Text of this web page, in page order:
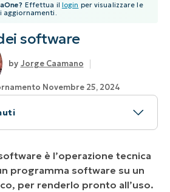
Effettua il login per visualizzare le
aggiornamenti.
software
Jorge Caamano
Novembre 25, 2024
con NinjaOne?
di file tipici utilizzati per
è l’operazione tecnica
programma software su un
per renderlo pronto all’uso.